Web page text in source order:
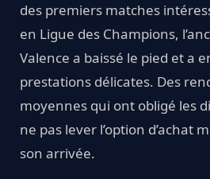
des premiers matches
en Ligue des Champions,
Valence a baissé le pied et a
prestations délicates. Des
moyennes qui ont obligé les
ne pas lever l’option d’achat
son arrivée.